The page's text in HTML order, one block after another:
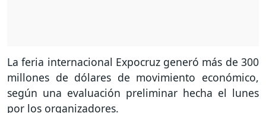
La feria internacional Expocruz generó más de 300
millones de dólares de movimiento económico,
según una evaluación preliminar hecha el lunes
por los organizadores.